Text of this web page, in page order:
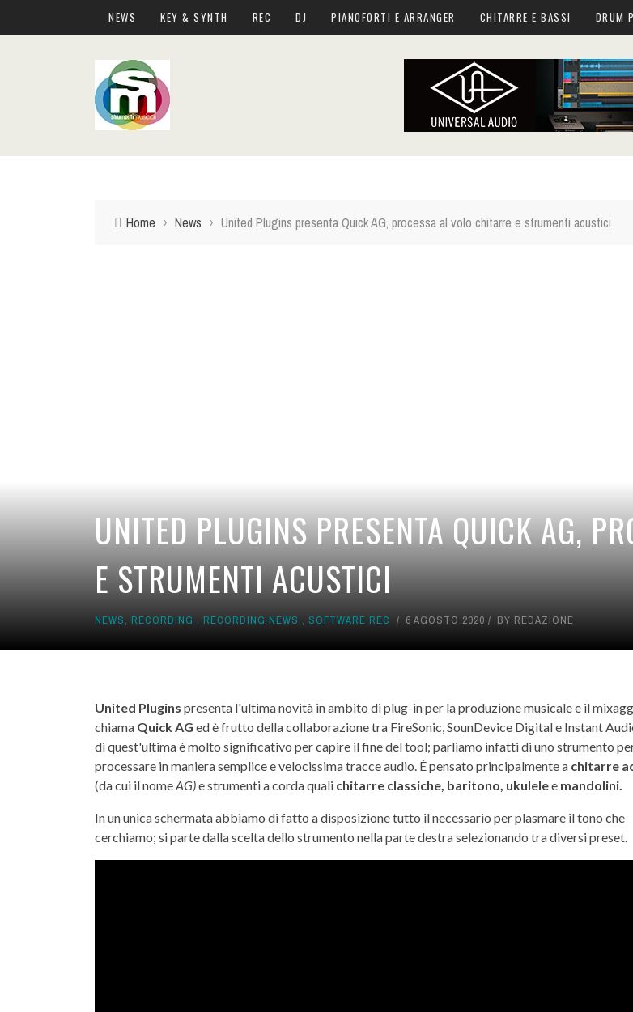
NEWS KEY & SYNTH REC DJ PIANOFORTI E ARRANGER CHITARRE E BASSI DRUM
Home › News › United Plugins presenta Quick AG, processa al volo chitarre e strumenti acustici
UNITED PLUGINS PRESENTA QUICK AG,
E STRUMENTI ACUSTICI
NEWS, RECORDING , RECORDING NEWS , SOFTWARE REC 6 AGOSTO 2020 BY REDAZIONE
United Plugins presenta l'ultima novità in ambito di plug-in per la produzione musicale e il
chiama Quick AG ed è frutto della collaborazione tra FireSonic, SounDevice Digital e Instant
di quest'ultima è molto significativo per capire il fine del tool; parliamo infatti di uno strumento
processare in maniera semplice e velocissima tracce audio. È pensato principalmente a chitarre
(da cui il nomeAG)e strumenti a corda quali chitarre classiche, baritono, ukulelee mandolini.
In un unica schermata abbiamo di fatto a disposizione tutto il necessario per plasmare il tono che
cerchiamo; si parte dalla scelta dello strumento nella parte destra selezionando tra diversi preset.